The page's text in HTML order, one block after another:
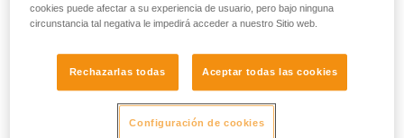
Email *
cookies puede afectar a su experiencia de usuario, pero bajo ninguna
circunstancia tal negativa le impedirá acceder a nuestro Sitio web.
Rechazarlas todas Aceptar todas las cookies
Configuración de cookies